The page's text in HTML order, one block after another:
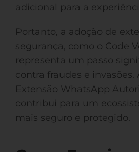
adicional para a
Portanto, a adoção de
segurança, como o Code
representa um passo
contra fraudes e invasões.
Extensão WhatsApp
contribui para um
mais seguro e protegido.